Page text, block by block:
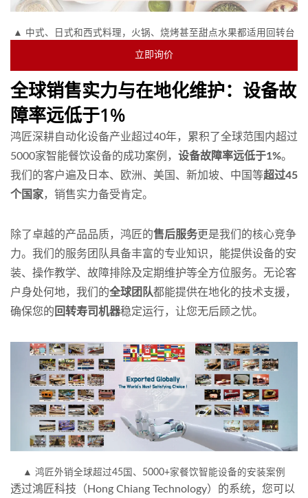
▲ 中式、日式和西式料理，火锅、烧烤甚至甜点水果都适用回转台
立即询价
全球销售实力与在地化维护：设备故
障率远低于1%
鸿匠深耕自动化设备产业超过40年，累积了全球范围内超过
5000家智能餐饮设备的成功案例， 设备故障率远低于1%。
我们的客户遍及日本、欧洲、美国、新加坡、中国等超过45
个国家，销售实力备受肯定。
除了卓越的产品品质，鸿匠的售后服务更是我们的核心竞争
力。我们的服务团队具备丰富的专业知识，能提供设备的安
装、操作教学、故障排除及定期维护等全方位服务。无论客
户身处何地，我们的全球团队都能提供在地化的技术支援，
确保您的 回转寿司机器稳定运行，让您无后顾之忧。
▲ 鸿匠外销全球超过45国、5000+家餐饮智能设备的安装案例
透过鴻匠科技（Hong Chiang Technology）的系统，您可以